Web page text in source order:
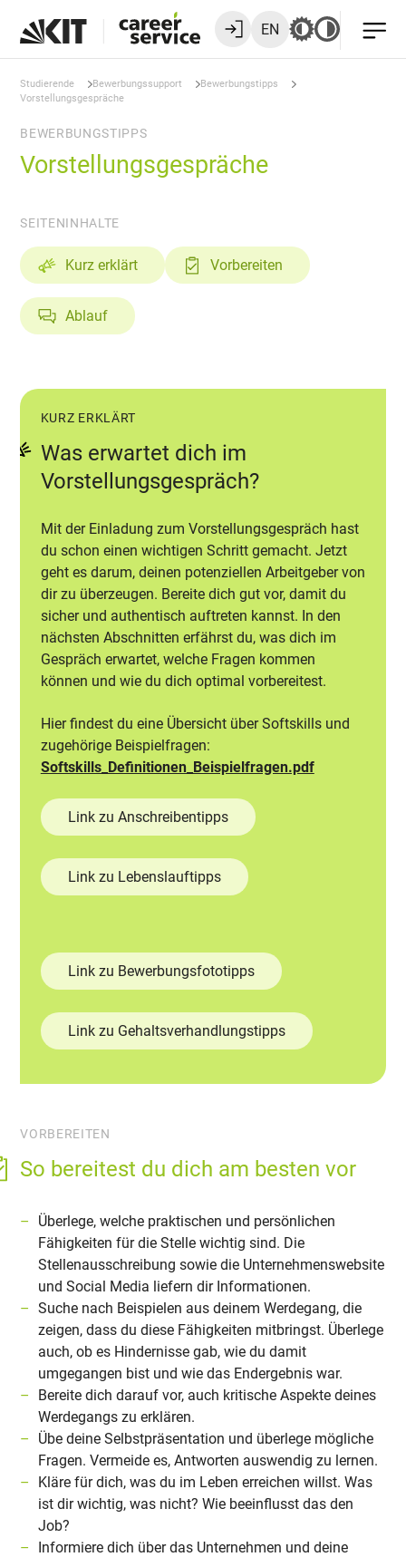
EN
Studierende Bewerbungssupport
Bewerbungstipps
Vorstellungsgespräche
BEWERBUNGSTIPPS
Vorstellungsgespräche
SEITENINHALTE
Kurz erklärt Vorbereiten
Ablauf
KURZ ERKLÄRT
Was erwartet dich im
Vorstellungsgespräch?
Mit der Einladung zum Vorstellungsgespräch hast
du schon einen wichtigen Schritt gemacht. Jetzt
geht es darum, deinen potenziellen Arbeitgeber von
dir zu überzeugen. Bereite dich gut vor, damit du
sicher und authentisch auftreten kannst. In den
nächsten Abschnitten erfährst du, was dich im
Gespräch erwartet, welche Fragen kommen
können und wie du dich optimal vorbereitest.
Hier findest du eine Übersicht über Softskills und
zugehörige Beispielfragen:
Softskills_Definitionen_Beispielfragen.pdf
Link zu Anschreibentipps
Link zu Lebenslauftipps
Link zu Bewerbungsfototipps
Link zu Gehaltsverhandlungstipps
VORBEREITEN
So bereitest du dich am besten vor
Überlege, welche praktischen und persönlichen
Fähigkeiten für die Stelle wichtig sind. Die
Stellenausschreibung sowie die Unternehmenswebsite
und Social Media liefern dir Informationen.
Suche nach Beispielen aus deinem Werdegang, die
zeigen, dass du diese Fähigkeiten mitbringst. Überlege
auch, ob es Hindernisse gab, wie du damit
umgegangen bist und wie das Endergebnis war.
Bereite dich darauf vor, auch kritische Aspekte deines
Werdegangs zu erklären.
Übe deine Selbstpräsentation und überlege mögliche
Fragen. Vermeide es, Antworten auswendig zu lernen.
Kläre für dich, was du im Leben erreichen willst. Was
ist dir wichtig, was nicht? Wie beeinflusst das den
Job?
Informiere dich über das Unternehmen und deine